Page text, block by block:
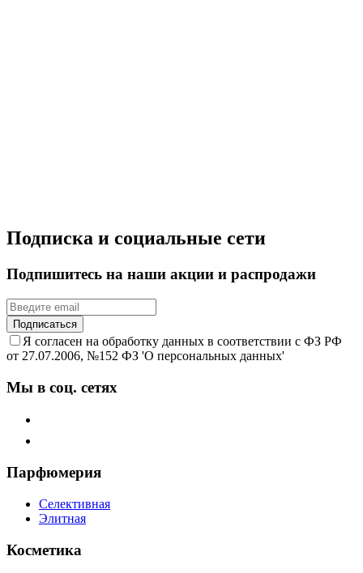
Подписка и социальные сети
Подпишитесь на наши акции и распродажи
Подписаться
Я согласен на обработку данных в соответствии с ФЗ РФ
от 27.07.2006, №152 ФЗ 'О персональных данных'
Мы в соц. сетях
Парфюмерия
Селективная
Элитная
Косметика